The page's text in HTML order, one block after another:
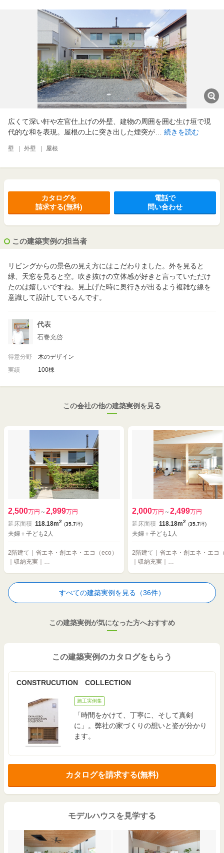
広くて深い軒や左官仕上げの外壁、建物の周囲を囲む生け垣で現
代的な和を表現。屋根の上に突き出した煙突が… 続きを読む
壁 外壁 屋根
カタログを
請求する(無料)
電話で
問い合わせ
この建築実例の担当者
リビングからの景色の見え方にはこだわりました。外を見ると
緑、天窓を見ると空。吹き抜けの立体感が好きと言っていただけ
たのは嬉しいですね。見上げた時に奥行きが出るよう複雑な線を
意識して設計しているんです。
代表
石巻充啓
得意分野
木のデザイン
実績
100棟
この会社の他の建築実例を見る
2,500万円 ～2,999万円
延床面積 118.18m2 (35.7坪)
夫婦＋子ども2人
2階建て｜省エネ・創エネ・エコ（eco）
｜収納充実｜…
2,000万円 ～2,499万円
延床面積 118.18m2 (35.7坪)
夫婦＋子ども1人
2階建て｜省エネ・創エネ・エコ
｜収納充実｜…
すべての建築実例を見る（36件）
この建築実例が気になった方へおすすめ
この建築実例のカタログをもらう
CONSTRUCUTION COLLECTION
施工実例集
「時間をかけて、丁寧に、そして真剣
に」。弊社の家づくりの想いと姿が分かり
ます。
カタログを請求する(無料)
モデルハウスを見学する